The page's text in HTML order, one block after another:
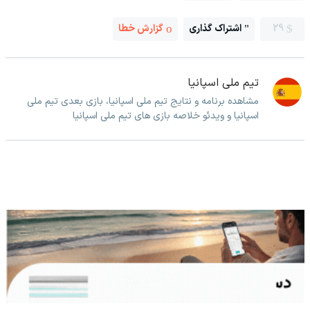
29 اشتراک گذاری گزارش خطا
تیم ملی اسپانیا
مشاهده برنامه و نتایج تیم ملی اسپانیا، بازی بعدی تیم ملی
اسپانیا و ویدئو خلاصه بازی های تیم ملی اسپانیا